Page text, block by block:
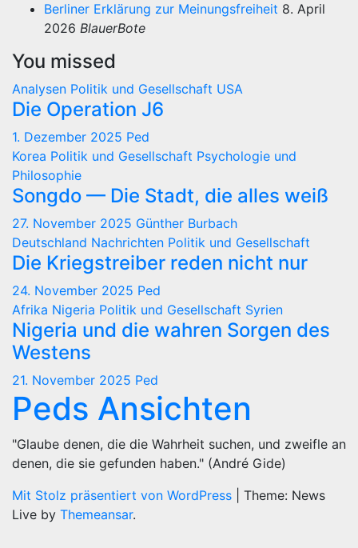
Berliner Erklärung zur Meinungsfreiheit 8. April
2026 BlauerBote
You missed
Analysen Politik und Gesellschaft USA
Die Operation J6
1. Dezember 2025 Ped
Korea Politik und Gesellschaft Psychologie und
Philosophie
Songdo — Die Stadt, die alles weiß
27. November 2025 Günther Burbach
Deutschland Nachrichten Politik und Gesellschaft
Die Kriegstreiber reden nicht nur
24. November 2025 Ped
Afrika Nigeria Politik und Gesellschaft Syrien
Nigeria und die wahren Sorgen des
Westens
21. November 2025 Ped
Peds Ansichten
"Glaube denen, die die Wahrheit suchen, und zweifle an
denen, die sie gefunden haben." (André Gide)
Mit Stolz präsentiert von WordPress
Theme: News
Live by Themeansar.